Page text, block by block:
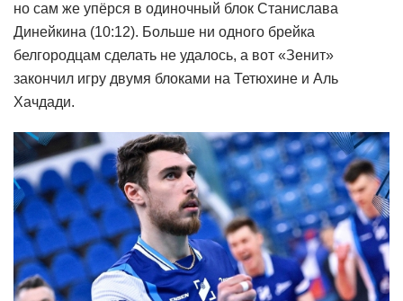
но сам же упёрся в одиночный блок Станислава
Динейкина (10:12). Больше ни одного брейка
белгородцам сделать не удалось, а вот «Зенит»
закончил игру двумя блоками на Тетюхине и Аль
Хачдади.